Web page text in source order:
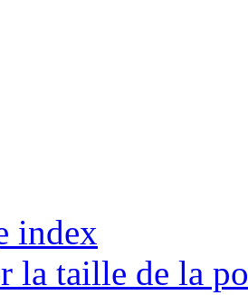
index
la taille de la